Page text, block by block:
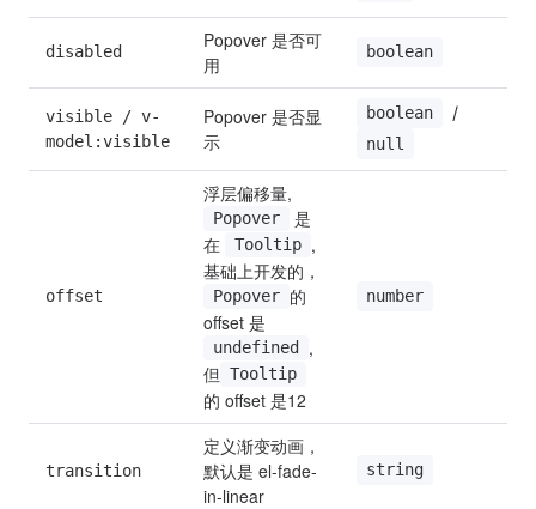
disabled
Popover 是否可
用
boolean
visible / v-
model:visible
Popover 是否显
示
boolean /
null
offset
Popover
是
在
Tooltip ,
Popover 的
undefined
,
但 Tooltip
的 offset 是12
number
transition
定义渐变动画，
默认是 el-fade-
in-linear
string